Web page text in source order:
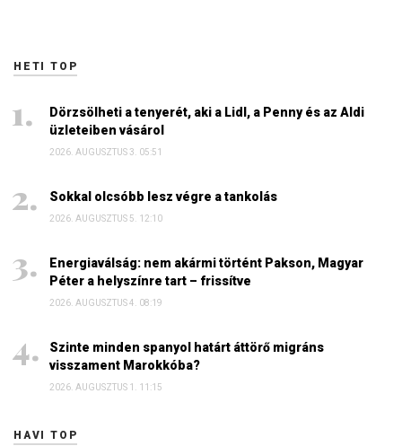
HETI TOP
Dörzsölheti a tenyerét, aki a Lidl, a Penny és az Aldi
üzleteiben vásárol
2026. AUGUSZTUS 3. 05:51
Sokkal olcsóbb lesz végre a tankolás
2026. AUGUSZTUS 5. 12:10
Energiaválság: nem akármi történt Pakson, Magyar
Péter a helyszínre tart – frissítve
2026. AUGUSZTUS 4. 08:19
Szinte minden spanyol határt áttörő migráns
visszament Marokkóba?
2026. AUGUSZTUS 1. 11:15
HAVI TOP